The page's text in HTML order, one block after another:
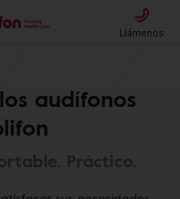
Llámenos
audífonos